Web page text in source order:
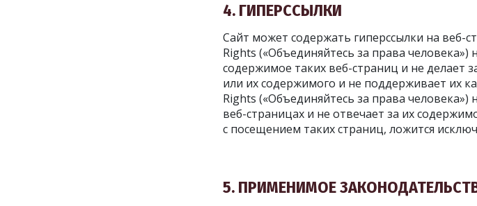
4. ГИПЕРССЫЛКИ
Сайт может содержать гиперссылки на веб-
Rights («Объединяйтесь за права человека»)
содержимое таких веб-страниц и не делает
или их содержимого и не поддерживает их
Rights («Объединяйтесь за права
веб-страницах и не отвечает за их
с посещением таких страниц, ложится
5. ПРИМЕНИМОЕ